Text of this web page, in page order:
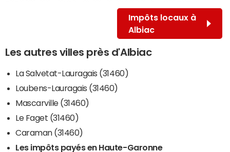
Impôts locaux à
Albiac
Les autres villes près d'Albiac
La Salvetat-Lauragais (31460)
Loubens-Lauragais (31460)
Mascarville (31460)
Le Faget (31460)
Caraman (31460)
Les impôts payés en Haute-Garonne